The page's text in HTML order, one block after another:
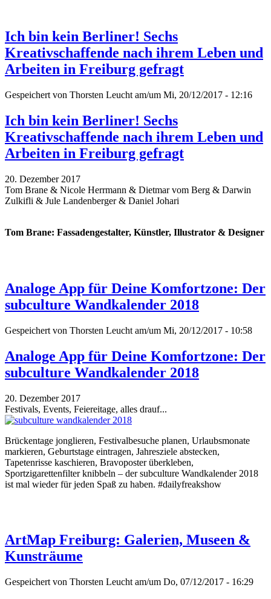
Ich bin kein Berliner! Sechs
Kreativschaffende nach ihrem Leben und
Arbeiten in Freiburg gefragt
Gespeichert von Thorsten Leucht am/um Mi, 20/12/2017 - 12:16
Ich bin kein Berliner! Sechs
Kreativschaffende nach ihrem Leben und
Arbeiten in Freiburg gefragt
20. Dezember 2017
Tom Brane & Nicole Herrmann & Dietmar vom Berg & Darwin
Zulkifli & Jule Landenberger & Daniel Johari
Tom Brane: Fassadengestalter, Künstler, Illustrator & Designer
Analoge App für Deine Komfortzone: Der
subculture Wandkalender 2018
Gespeichert von Thorsten Leucht am/um Mi, 20/12/2017 - 10:58
Analoge App für Deine Komfortzone: Der
subculture Wandkalender 2018
20. Dezember 2017
Festivals, Events, Feiereitage, alles drauf...
Brückentage jonglieren, Festivalbesuche planen, Urlaubsmonate
markieren, Geburtstage eintragen, Jahresziele abstecken,
Tapetenrisse kaschieren, Bravoposter überkleben,
Sportzigarettenfilter knibbeln – der subculture Wandkalender 2018
ist mal wieder für jeden Spaß zu haben. #dailyfreakshow
ArtMap Freiburg: Galerien, Museen &
Kunsträume
Gespeichert von Thorsten Leucht am/um Do, 07/12/2017 - 16:29